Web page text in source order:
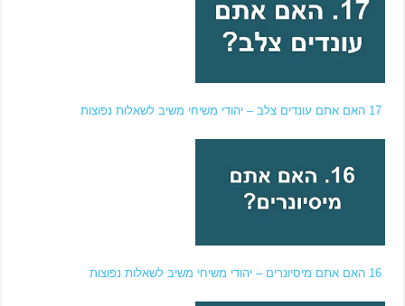
17 האם אתם עונדים צלב – יהודי משיחי משיב לשאלות נפוצות
16 האם אתם מיסיונרים – יהודי משיחי משיב לשאלות נפוצות